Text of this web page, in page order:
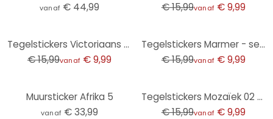
vanaf € 44,99
€ 15,99vanaf € 9,99
Tegelstickers Victoriaans - set van 12
€ 15,99vanaf € 9,99
Tegelstickers Marmer - set van 12
€ 15,99vanaf € 9,99
Muursticker Afrika 5
vanaf € 33,99
Tegelstickers Mozaïek 02 - set van 12
€ 15,99vanaf € 9,99